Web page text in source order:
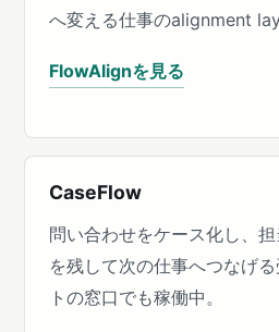
へ変える仕事のalignment
FlowAlignを見る
CaseFlow
問い合わせをケース化し、
を残して次の仕事へつなげ
トの窓口でも稼働中。